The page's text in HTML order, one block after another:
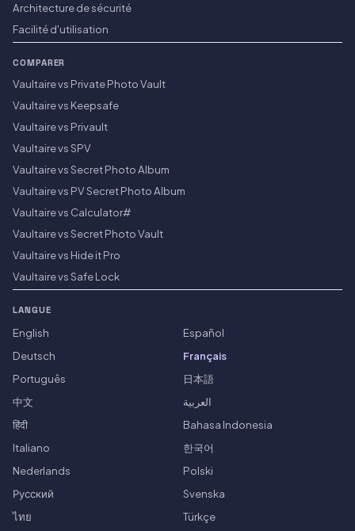
Architecture de sécurité
Facilité d'utilisation
COMPARER
Vaultaire vs Private Photo Vault
Vaultaire vs Keepsafe
Vaultaire vs Privault
Vaultaire vs SPV
Vaultaire vs Secret Photo Album
Vaultaire vs PV Secret Photo Album
Vaultaire vs Calculator#
Vaultaire vs Secret Photo Vault
Vaultaire vs Hide it Pro
Vaultaire vs Safe Lock
LANGUE
English
Español
Deutsch
Français
Português
日本語
中文
العربية
हिंदी
Bahasa Indonesia
Italiano
한국어
Nederlands
Polski
Русский
Svenska
ไทย
Türkçe